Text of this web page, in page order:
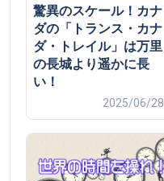
驚異のスケール！カナ
ダの「トランス・カナ
ダ・トレイル」は万里
の長城より遥かに長
い！
2025/06/28